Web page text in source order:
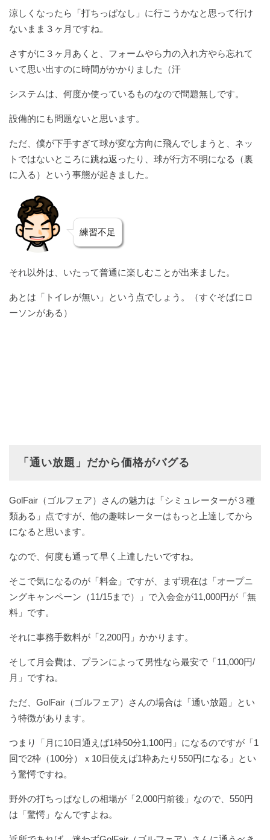
涼しくなったら「打ちっぱなし」に行こうかなと思って行け
ないまま３ヶ月ですね。
さすがに３ヶ月あくと、フォームやら力の入れ方やら忘れて
いて思い出すのに時間がかかりました（汗
システムは、何度か使っているものなので問題無しです。
設備的にも問題ないと思います。
ただ、僕が下手すぎて球が変な方向に飛んでしまうと、ネッ
トではないところに跳ね返ったり、球が行方不明になる（裏
に入る）という事態が起きました。
練習不足
それ以外は、いたって普通に楽しむことが出来ました。
あとは「トイレが無い」という点でしょう。（すぐそばにロ
ーソンがある）
「通い放題」だから価格がバグる
GolFair（ゴルフェア）さんの魅力は「シミュレーターが３種
類ある」点ですが、他の趣味レーターはもっと上達してから
になると思います。
なので、何度も通って早く上達したいですね。
そこで気になるのが「料金」ですが、まず現在は「オープニ
ングキャンペーン（11/15まで）」で入会金が11,000円が「無
料」です。
それに事務手数料が「2,200円」かかります。
そして月会費は、プランによって男性なら最安で「11,000円/
月」ですね。
ただ、GolFair（ゴルフェア）さんの場合は「通い放題」とい
う特徴があります。
つまり「月に10日通えば1枠50分1,100円」になるのですが「1
回で2枠（100分）ｘ10日使えば1枠あたり550円になる」とい
う驚愕ですね。
野外の打ちっぱなしの相場が「2,000円前後」なので、550円
は「驚愕」なんですよね。